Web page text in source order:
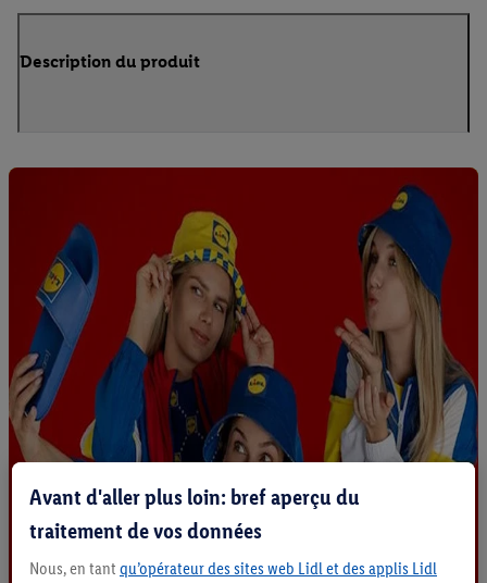
Description du produit
Avant d'aller plus loin: bref aperçu du
traitement de vos données
Nous, en tant qu’opérateur des sites web Lidl et des applis Lidl